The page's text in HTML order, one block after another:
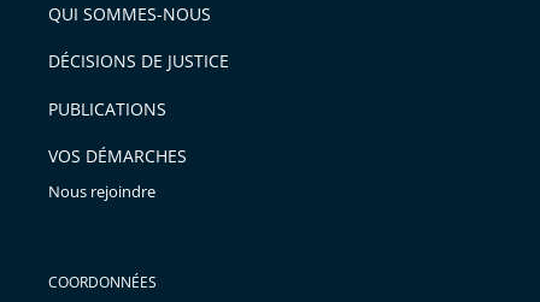
arriver
après
arriver
avant
QUI SOMMES-NOUS
DÉCISIONS DE JUSTICE
PUBLICATIONS
VOS DÉMARCHES
Nous rejoindre
COORDONNÉES